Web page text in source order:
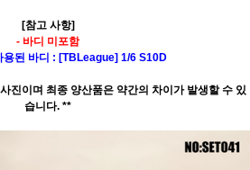
[참고 사항]
- 바디 미포함
용된 바디 : [TBLeague] 1/6 S10D
진이며 최종 양산품은 약간의 차이가 발생할 수 있
습니다. **